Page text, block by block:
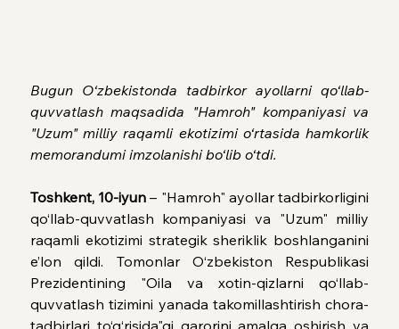
Bugun O‘zbekistonda tadbirkor ayollarni qo‘llab-
quvvatlash maqsadida "Hamroh" kompaniyasi va
"Uzum" milliy raqamli ekotizimi o‘rtasida hamkorlik
memorandumi imzolanishi bo‘lib o‘tdi.
Toshkent, 10-iyun – "Hamroh" ayollar tadbirkorligini
qo‘llab-quvvatlash kompaniyasi va "Uzum" milliy
raqamli ekotizimi strategik sheriklik boshlanganini
e’lon qildi. Tomonlar O‘zbekiston Respublikasi
Prezidentining "Oila va xotin-qizlarni qo‘llab-
quvvatlash tizimini yanada takomillashtirish chora-